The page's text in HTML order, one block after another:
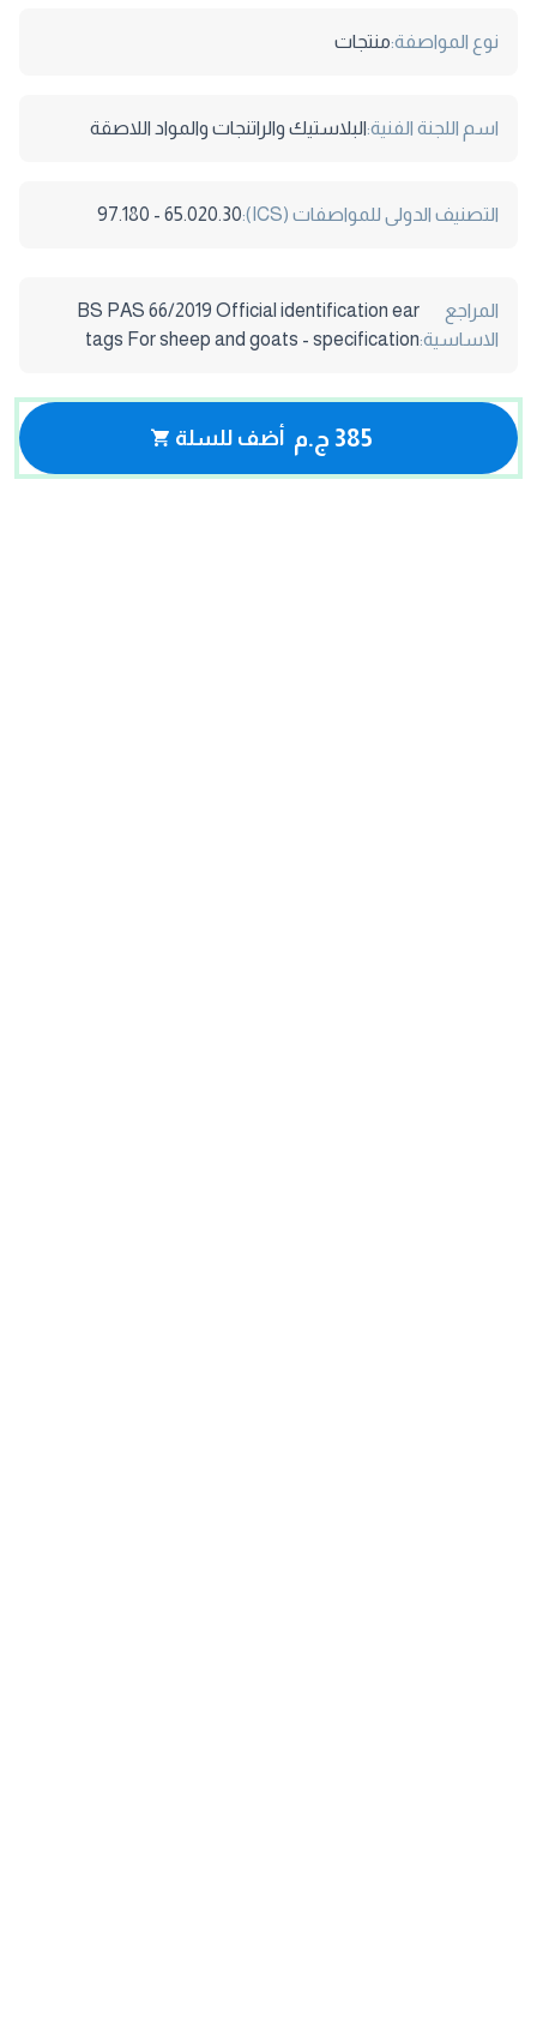
نوع المواصفة:منتجات
اسم اللجنة الفنية:البلاستيك والراتنجات والمواد اللاصقة
التصنيف الدولى للمواصفات (ICS): 65.020.30 - 97.180
المراجع
الاساسية:
BS PAS 66/2019 Official identification ear
tags For sheep and goats - specification
385 ج.م أضف للسلة